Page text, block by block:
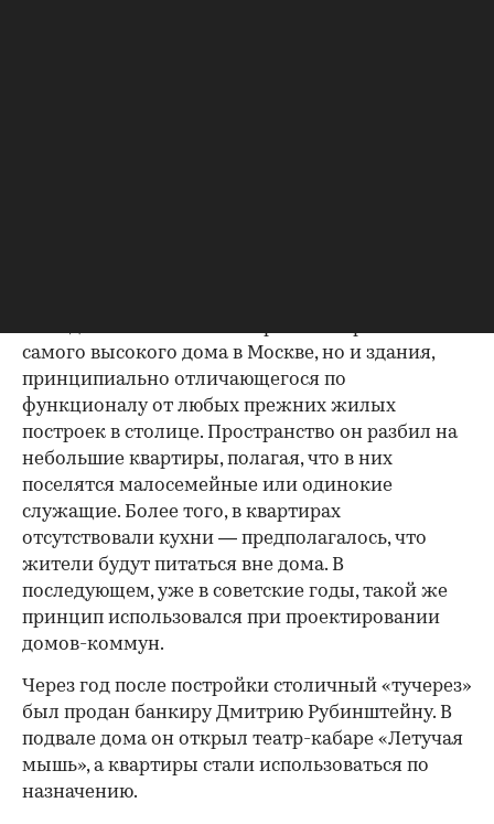
самого высокого дома в Москве, но и здания,
принципиально отличающегося по
функционалу от любых прежних жилых
построек в столице. Пространство он разбил на
небольшие квартиры, полагая, что в них
поселятся малосемейные или одинокие
служащие. Более того, в квартирах
отсутствовали кухни — предполагалось, что
жители будут питаться вне дома. В
последующем, уже в советские годы, такой же
принцип использовался при проектировании
домов-коммун.
Через год после постройки столичный «тучерез»
был продан банкиру Дмитрию Рубинштейну. В
подвале дома он открыл театр-кабаре «Летучая
мышь», а квартиры стали использоваться по
назначению.